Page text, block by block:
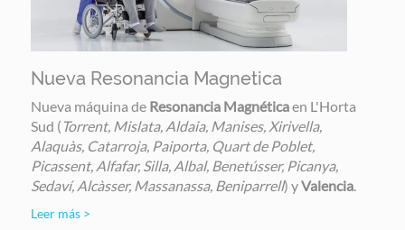
Nueva Resonancia Magnetica
Nueva máquina de Resonancia Magnéticaen L'Horta
Sud ( Torrent, Mislata, Aldaia, Manises, Xirivella,
Alaquàs, Catarroja, Paiporta, Quart de Poblet,
Picassent, Alfafar, Silla, Albal, Benetússer, Picanya,
Sedaví, Alcàsser, Massanassa, Beniparrell) yValencia.
Leer más >